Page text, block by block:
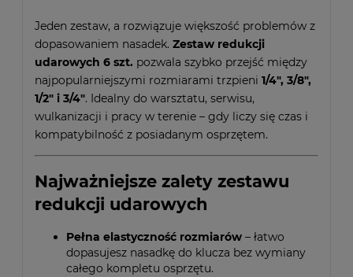
Jeden zestaw, a rozwiązuje większość problemów z
dopasowaniem nasadek. Zestaw redukcji
udarowych 6 szt. pozwala szybko przejść między
najpopularniejszymi rozmiarami trzpieni 1/4", 3/8",
1/2" i 3/4". Idealny do warsztatu, serwisu,
wulkanizacji i pracy w terenie – gdy liczy się czas i
kompatybilność z posiadanym osprzętem.
Najważniejsze zalety zestawu
redukcji udarowych
Pełna elastyczność rozmiarów – łatwo
dopasujesz nasadkę do klucza bez wymiany
całego kompletu osprzętu.